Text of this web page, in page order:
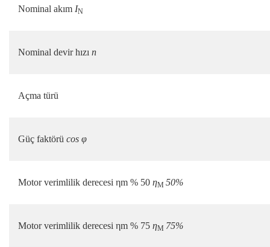
Nominal akım IN
Nominal devir hızı n
Açma türü
Güç faktörü cos φ
Motor verimlilik derecesi ηm % 50 ηM 50%
Motor verimlilik derecesi ηm % 75 ηM 75%